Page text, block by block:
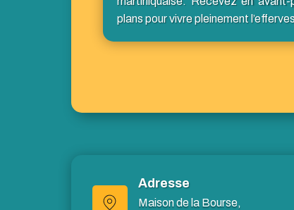
plans pour vivre pleinement
Adresse
Maison de la Bourse,